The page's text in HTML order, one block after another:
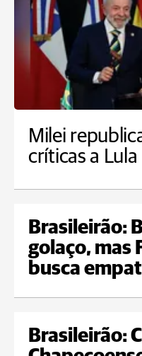
Milei
críticas a Lula
Brasileirão:
golaço, mas
busca
Brasileirão: